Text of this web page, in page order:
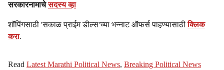
सरकारनामाचेसदस्य व्हा
शॉपिंगसाठी 'सकाळ प्राईम डील्स'च्या भन्नाट ऑफर्स पाहण्यासाठीक्लिक
करा.
Read Latest Marathi Political News, Breaking Political News